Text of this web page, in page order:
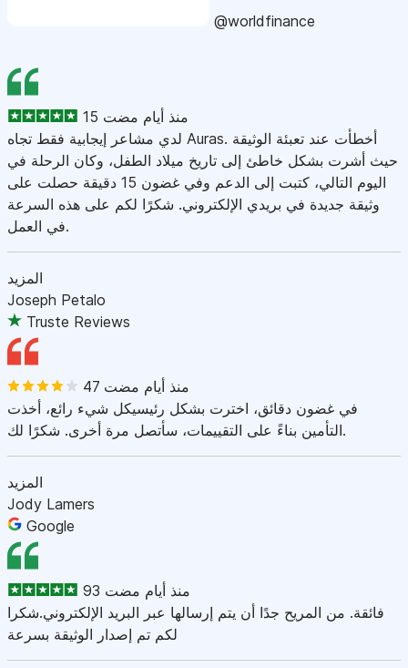
@worldfinance
15 منذ أيام مضت
لدي مشاعر إيجابية فقط تجاه Auras. أخطأت عند تعبئة الوثيقة
حيث أشرت بشكل خاطئ إلى تاريخ ميلاد الطفل، وكان الرحلة في
اليوم التالي، كتبت إلى الدعم وفي غضون 15 دقيقة حصلت على
وثيقة جديدة في بريدي الإلكتروني. شكرًا لكم على هذه السرعة
في العمل.
المزيد
Joseph Petalo
Truste Reviews
47 منذ أيام مضت
في غضون دقائق، اخترت بشكل رئيسيكل شيء رائع، أخذت
التأمين بناءً على التقييمات، سأتصل مرة أخرى. شكرًا لك.
المزيد
Jody Lamers
Google
93 منذ أيام مضت
فائقة. من المريح جدًا أن يتم إرسالها عبر البريد الإلكتروني.شكرا
لكم تم إصدار الوثيقة بسرعة